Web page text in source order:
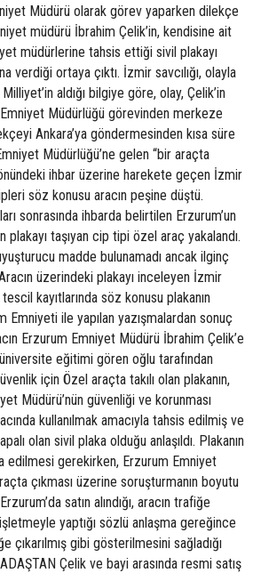
Müdürü olarak görev yaparken dilekçe
müdürü İbrahim Çelik’in, kendisine ait
müdürlerine tahsis ettiği sivil plakayı
verdiği ortaya çıktı. İzmir savcılığı, olayla
aldığı bilgiye göre, olay, Çelik’in
Müdürlüğü görevinden merkeze
Ankara’ya göndermesinden kısa süre
Müdürlüğü’ne gelen “bir araçta
ihbar üzerine harekete geçen İzmir
söz konusu aracın peşine düştü.
sonrasında ihbarda belirtilen Erzurum’un
plakayı taşıyan cip tipi özel araç yakalandı.
madde bulunamadı ancak ilginç
üzerindeki plakayı inceleyen İzmir
kayıtlarında söz konusu plakanın
Emniyeti ile yapılan yazışmalardan sonuç
Erzurum Emniyet Müdürü İbrahim Çelik’e
eğitimi gören oğlu tarafından
için Özel araçta takılı olan plakanın,
Müdürü’nün güvenliği ve korunması
kullanılmak amacıyla tahsis edilmiş ve
olan sivil plaka olduğu anlaşıldı. Plakanın
edilmesi gerekirken, Erzurum Emniyet
çıkması üzerine soruşturmanın boyutu
satın alındığı, aracın trafiğe
işletmeyle yaptığı sözlü anlaşma gereğince
çıkarılmış gibi gösterilmesini sağladığı
Çelik ve bayi arasında resmi satış